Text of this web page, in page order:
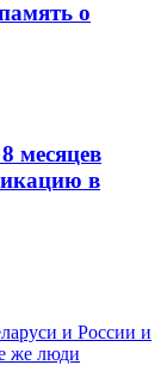
о
месяцев
в
и России и
же люди